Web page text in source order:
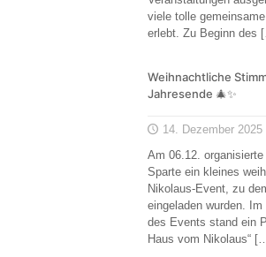
viele tolle
erlebt. Zu Beginn des
Weihnachtliche
Jahresende 🎄✨
14. Dezember 2025
Am 06.12.
Sparte ein kleines
Nikolaus-Event, zu
eingeladen wurden.
des Events stand ein
Haus vom Nikolaus“